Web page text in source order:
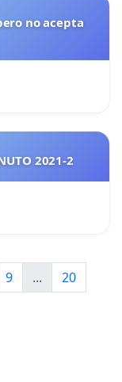
no acepta
DESCUENTO MATRICULA UNIMINUTO 2021-2
9 ...
20